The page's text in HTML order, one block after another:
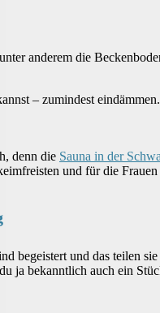
anderem die
– zumindest
denn die Sauna in der
und für die
begeistert und das teilen
ja bekanntlich auch ein